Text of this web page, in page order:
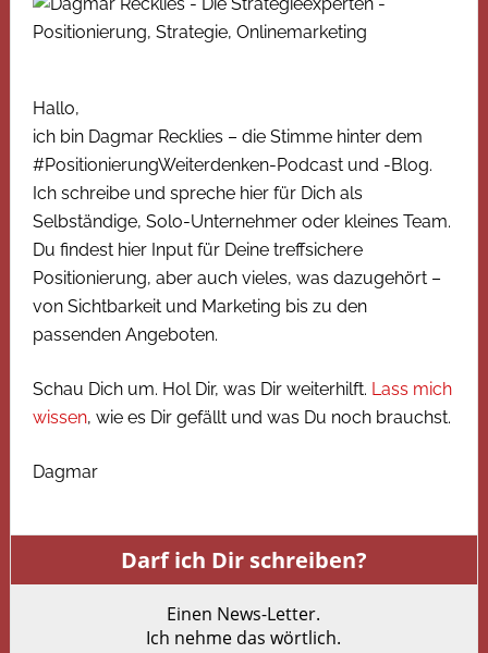
Hallo,
ich bin Dagmar Recklies – die Stimme hinter dem
#PositionierungWeiterdenken-Podcast und -Blog.
Ich schreibe und spreche hier für Dich als
Selbständige, Solo-Unternehmer oder kleines Team.
Du findest hier Input für Deine treffsichere
Positionierung, aber auch vieles, was dazugehört –
von Sichtbarkeit und Marketing bis zu den
passenden Angeboten.
Schau Dich um. Hol Dir, was Dir weiterhilft. Lass mich
wissen, wie es Dir gefällt und was Du noch brauchst.
Dagmar
Darf ich Dir schreiben?
Einen News-Letter.
Ich nehme das wörtlich.